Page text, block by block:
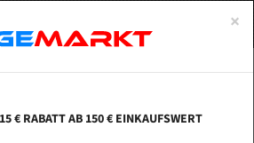
×
€ RABATT AB 150 € EINKAUFSWERT